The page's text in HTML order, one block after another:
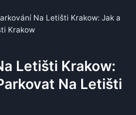
Na Letišti Krakow: Jak a
Krakow
Letišti Krakow:
Na Letišti